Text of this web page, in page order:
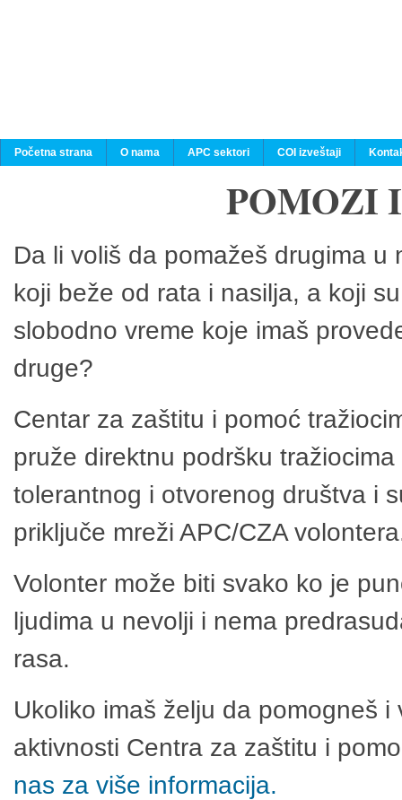
Početna strana O nama APC sektori COI izveštaji
POMOZI
Da li voliš da pomažeš drugima
koji beže od rata i nasilja, a koji
slobodno vreme koje imaš
druge?
Centar za zaštitu i pomoć
pruže direktnu podršku
tolerantnog i otvorenog društva i
priključe mreži APC/CZA
Volonter može biti svako ko je
ljudima u nevolji i nema
rasa.
Ukoliko imaš želju da pomogneš
aktivnosti Centra za zaštitu i
nas za više informacija.